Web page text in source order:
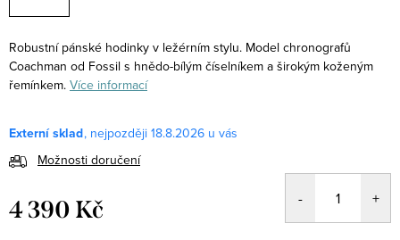
Robustní pánské hodinky v ležérním stylu. Model chronografů
Coachman od Fossil s hnědo-bílým číselníkem a širokým koženým
řemínkem. Více informací
Externí sklad
18.8.2026
Možnosti doručení
4 390 Kč